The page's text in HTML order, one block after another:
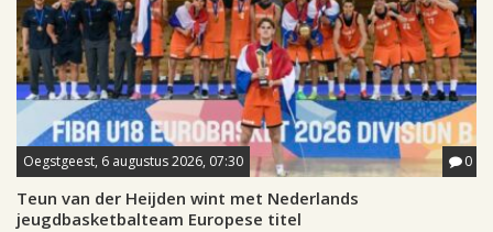
Oegstgeest, 6 augustus 2026, 07:30 0
Teun van der Heijden wint met Nederlands
jeugdbasketbalteam Europese titel